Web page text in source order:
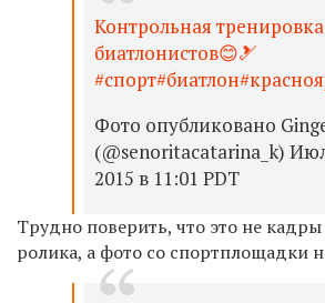
Контрольная тренировка
биатлонистов😊🎿
Фото опубликовано
(@senoritacatarina_k)
2015 в 11:01 PDT
Трудно поверить, что это не
ролика, а фото со спортплощадки